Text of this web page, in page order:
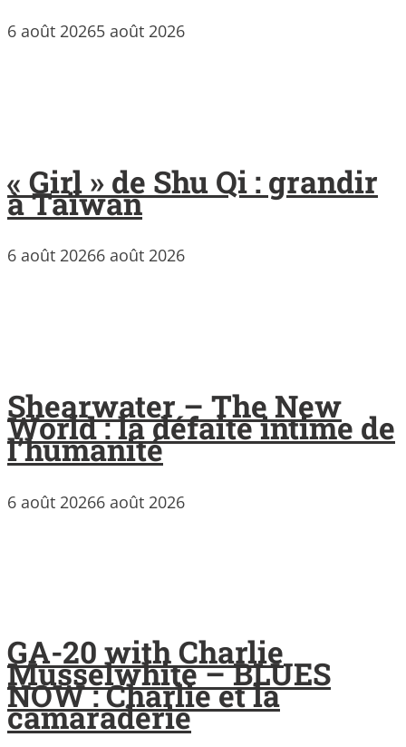
6 août 20265 août 2026
« Girl » de Shu Qi : grandir
à Taïwan
6 août 20266 août 2026
Shearwater – The New
World : la défaite intime de
l’humanité
6 août 20266 août 2026
GA-20 with Charlie
Musselwhite – BLUES
NOW : Charlie et la
camaraderie